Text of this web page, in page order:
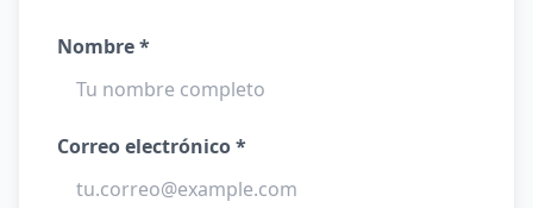
Nombre *
Correo electrónico *